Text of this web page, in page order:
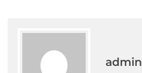
admin